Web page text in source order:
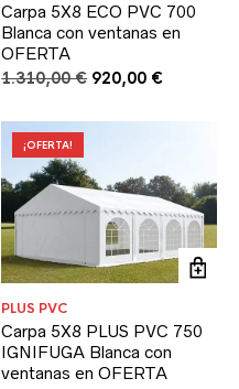
Carpa 5X8 ECO PVC 700
Blanca con ventanas en
OFERTA
1.310,00€ El
original
920,00 €El
actual
¡OFERTA!
PLUS PVC
Carpa 5X8 PLUS PVC 750
IGNIFUGA Blanca con
ventanas en OFERTA